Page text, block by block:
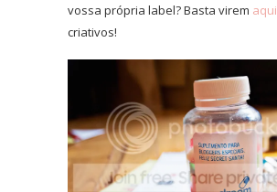
vossa própria label? Basta virem aqui
criativos!